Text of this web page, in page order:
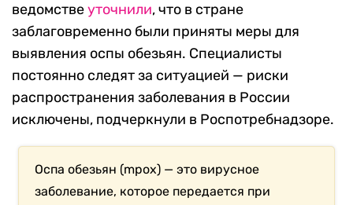
ведомствеуточнили, что в стране
заблаговременно были приняты меры для
выявления оспы обезьян. Специалисты
постоянно следят за ситуацией — риски
распространения заболевания в России
исключены, подчеркнули в Роспотребнадзоре.
Оспа обезьян (mpox) — это вирусное
заболевание, которое передается при